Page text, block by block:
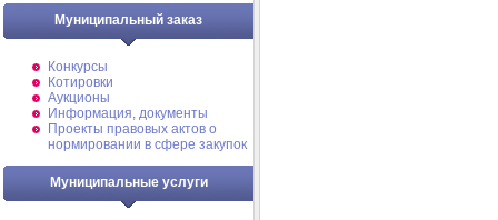
Муниципальный заказ
Конкурсы
Котировки
Аукционы
Информация, документы
Проекты правовых актов о
нормировании в сфере закупок
Муниципальные услуги